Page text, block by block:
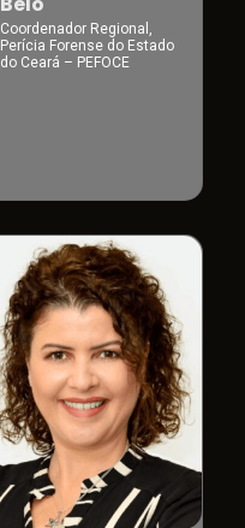
Coordenador Regional,
Perícia Forense do Estado
do Ceará – PEFOCE